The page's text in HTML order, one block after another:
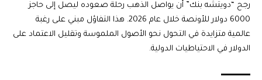
رجح “دويتشه بنك” أن يواصل الذهب رحلة صعوده ليصل إلى حاجز
6000 دولار للأونصة خلال عام 2026. هذا التفاؤل مبني على رغبة
عالمية متزايدة في التحول نحو الأصول الملموسة وتقليل الاعتماد على
الدولار في الاحتياطيات الدولية.